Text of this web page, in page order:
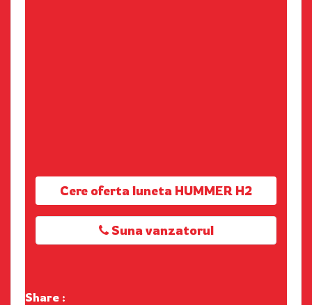
Cere oferta luneta HUMMER H2
Suna vanzatorul
Share :